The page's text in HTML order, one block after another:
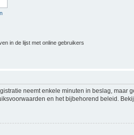
in de lijst met online gebruikers
neemt enkele minuten in beslag,
en het bijbehorend beleid.